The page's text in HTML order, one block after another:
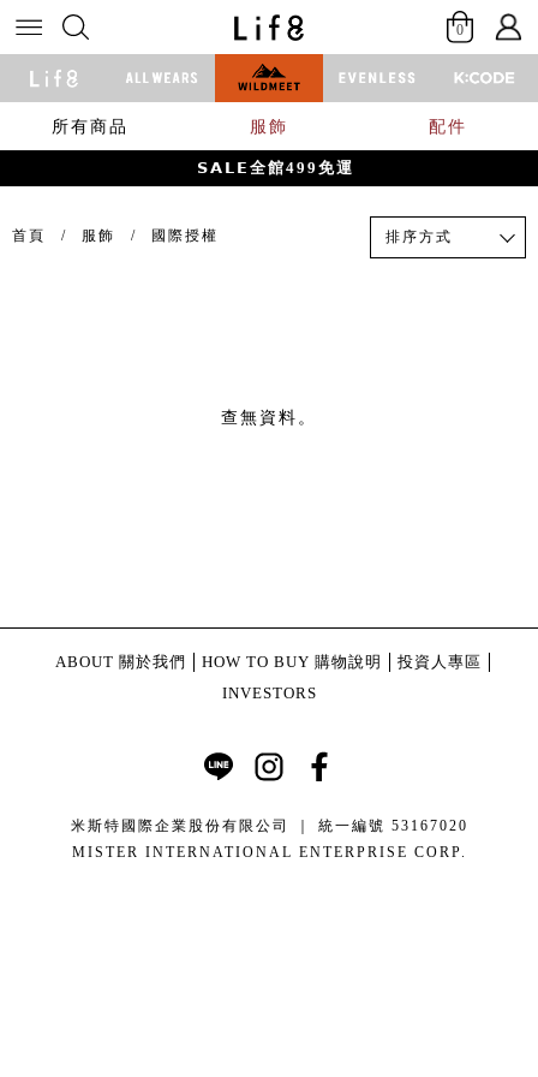
0
所有商品 服飾 配件
𝗦𝗔𝗟𝗘全館499免運
首頁 服飾 國際授權 排序方式
查無資料。
ABOUT 關於我們 HOW TO BUY 購物說明
投資人專區
INVESTORS
米斯特國際企業股份有限公司 ｜ 統一編號 53167020
MISTER INTERNATIONAL ENTERPRISE CORP.